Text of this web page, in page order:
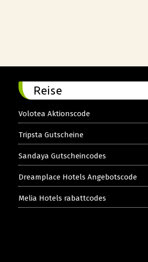
Reise
Volotea Aktionscode
Tripsta Gutscheine
Sandaya Gutscheincodes
Dreamplace Hotels Angebotscode
Melia Hotels rabattcodes